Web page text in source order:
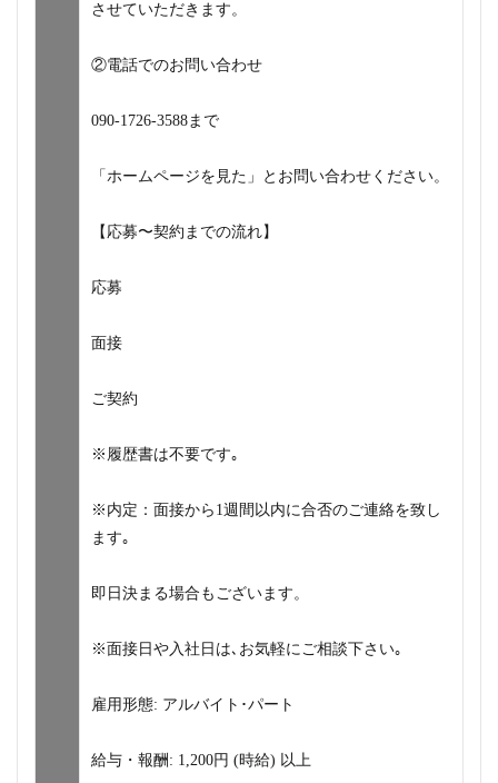
させていただきます。
②電話でのお問い合わせ
090-1726-3588まで
「ホームページを見た」とお問い合わせください。
【応募〜契約までの流れ】
応募
面接
ご契約
※履歴書は不要です｡
※内定：面接から1週間以内に合否のご連絡を致し
ます｡
即日決まる場合もございます。
※面接日や入社日は､お気軽にご相談下さい｡
雇用形態: アルバイト･パート
給与・報酬: 1,200円 (時給) 以上